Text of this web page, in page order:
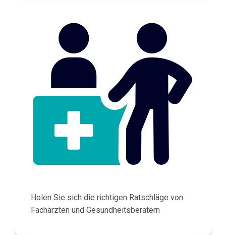
Holen Sie sich die richtigen Ratschläge von
Fachärzten und Gesundheitsberatern